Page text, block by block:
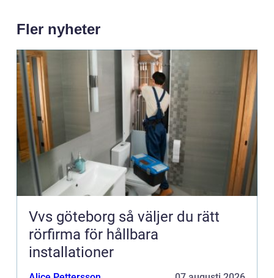
Fler nyheter
Vvs göteborg så väljer du rätt
rörfirma för hållbara
installationer